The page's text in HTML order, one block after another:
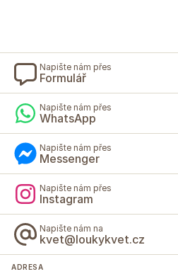
Napište nám přes
Formulář
Napište nám přes
WhatsApp
Napište nám přes
Messenger
Napište nám přes
Instagram
Napište nám na
kvet@loukykvet.cz
ADRESA